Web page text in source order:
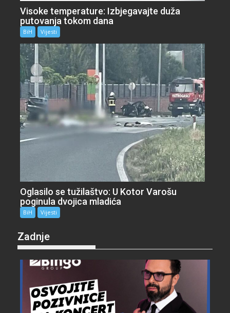
Visoke temperature: Izbjegavajte duža
putovanja tokom dana
BiH Vijesti
Oglasilo se tužilaštvo: U Kotor Varošu
poginula dvojica mladića
BiH Vijesti
Zadnje